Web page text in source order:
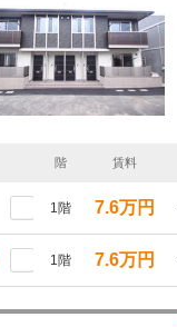
階 賃料
1階 7.6万円
1階 7.6万円